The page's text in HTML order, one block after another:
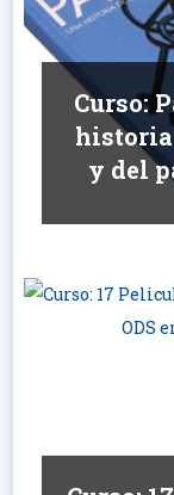
Curso:
historia
y del